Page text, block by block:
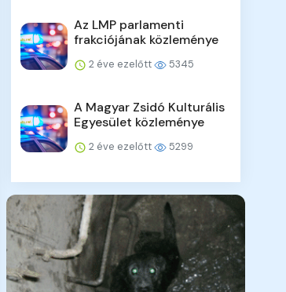
Az LMP parlamenti
frakciójának közleménye
2 éve ezelőtt 5345
A Magyar Zsidó Kulturális
Egyesület közleménye
2 éve ezelőtt 5299